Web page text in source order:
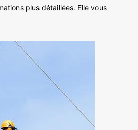
plus détaillées. Elle vous